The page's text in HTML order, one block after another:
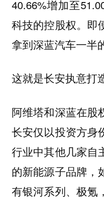
40.66%增加至
科技的控股权。即
拿到深蓝汽车一半
这就是长安执意打
阿维塔和深蓝在股
长安仅以投资方身
行业中其他几家自
的新能源子品牌，
有银河系列、极氪